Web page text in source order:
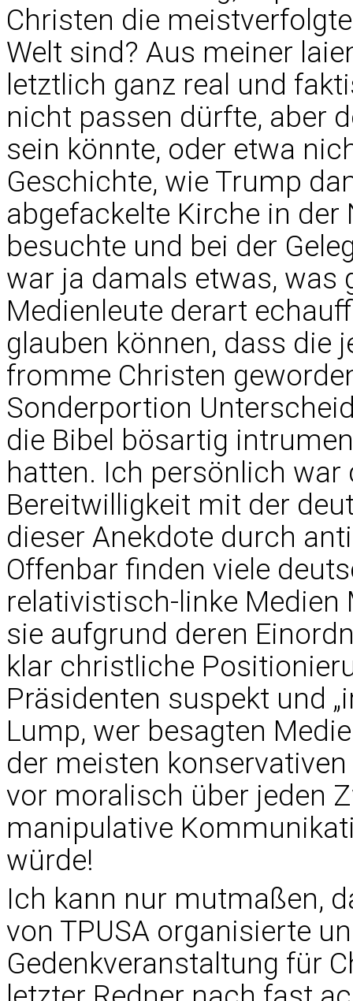
Christen die
Welt sind? Aus meiner
letztlich ganz real und
nicht passen dürfte, aber
sein könnte, oder etwa
Geschichte, wie Trump
abgefackelte Kirche in der
besuchte und bei der
war ja damals etwas, was
Medienleute derart
glauben können, dass die
fromme Christen
Sonderportion
die Bibel bösartig
hatten. Ich persönlich
Bereitwilligkeit mit der
dieser Anekdote durch
Offenbar finden viele
relativistisch-linke
sie aufgrund deren
klar christliche
Präsidenten suspekt und
Lump, wer besagten
der meisten
vor moralisch über jeden
manipulative
würde!
Ich kann nur mutmaßen,
von TPUSA organisierte
Gedenkveranstaltung für